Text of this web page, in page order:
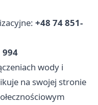
+48 74 851-
994
wody i
na swojej stronie